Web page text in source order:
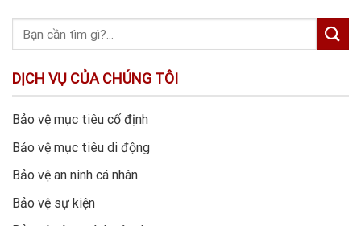
DỊCH VỤ CỦA CHÚNG TÔI
Bảo vệ mục tiêu cố định
Bảo vệ mục tiêu di động
Bảo vệ an ninh cá nhân
Bảo vệ sự kiện